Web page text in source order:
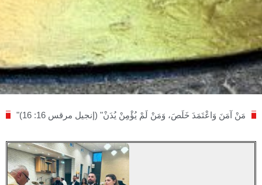
"مَنْ آمَنَ وَاعْتَمَدَ خَلَصَ، وَمَنْ لَمْ يُؤْمِنْ يُدَنْ" (إنجيل مرقس 16: 16)